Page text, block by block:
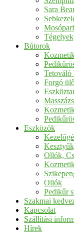
Sara
Bútorok
Tetováló
Forgó
Eszközök
Ollók,
Ollók
Pedikűr
Szakmai
Kapcsolat
Szállítási
Hírek